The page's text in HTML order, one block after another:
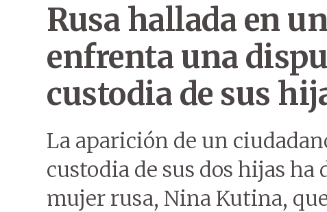
Rusa hallada en
enfrenta una
custodia de sus
La aparición de un
custodia de sus dos hijas ha
mujer rusa, Nina Kutina,